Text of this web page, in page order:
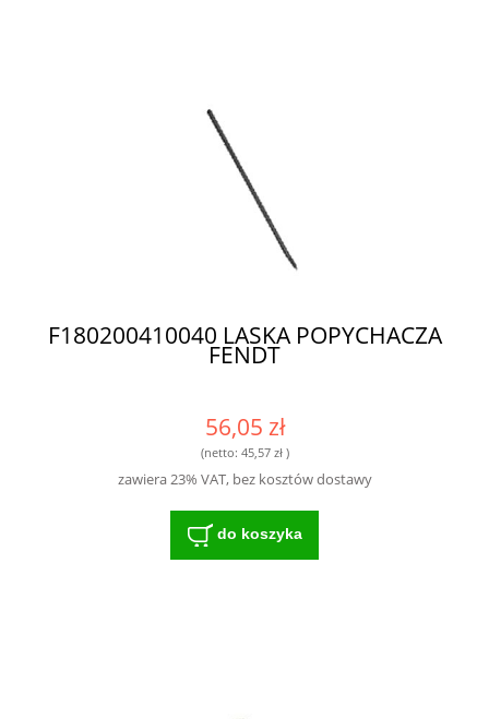
F180200410040 LASKA POPYCHACZA
FENDT
56,05 zł
(netto: 45,57 zł)
zawiera 23% VAT, bez kosztów dostawy
do koszyka